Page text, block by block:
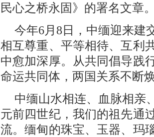
民心之桥永固》的署名文章
今年6月8日，中缅迎来建
相互尊重、平等相待、互利
中愈加深厚。从共同倡导践
命运共同体，两国关系不断
中缅山水相连、血脉相亲
元前四世纪，我们的祖先通
流。缅甸的珠宝、玉器、玛